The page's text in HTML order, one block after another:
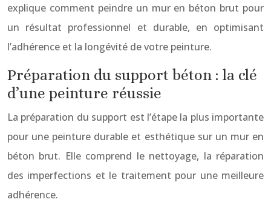
explique comment peindre un mur en béton brut pour
un résultat professionnel et durable, en optimisant
l’adhérence et la longévité de votre peinture.
Préparation du support béton : la clé
d’une peinture réussie
La préparation du support est l’étape la plus importante
pour une peinture durable et esthétique sur un mur en
béton brut. Elle comprend le nettoyage, la réparation
des imperfections et le traitement pour une meilleure
adhérence.